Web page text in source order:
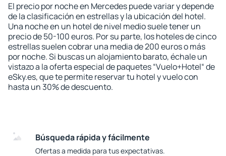
El precio por noche en Mercedes puede variar y depende
de la clasificación en estrellas y la ubicación del hotel.
Una noche en un hotel de nivel medio suele tener un
precio de 50-100 euros. Por su parte, los hoteles de cinco
estrellas suelen cobrar una media de 200 euros o más
por noche. Si buscas un alojamiento barato, échale un
vistazo a la oferta especial de paquetes “Vuelo+Hotel“ de
eSky.es, que te permite reservar tu hotel y vuelo con
hasta un 30% de descuento.
Búsqueda rápida y fácilmente
Ofertas a medida para tus expectativas.